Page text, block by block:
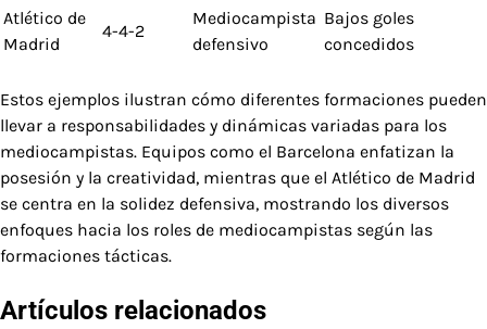
Atlético de
Madrid
4-4-2
Mediocampista
defensivo
Bajos goles
concedidos
Estos ejemplos ilustran cómo diferentes formaciones pueden
llevar a responsabilidades y dinámicas variadas para los
mediocampistas. Equipos como el Barcelona enfatizan la
posesión y la creatividad, mientras que el Atlético de Madrid
se centra en la solidez defensiva, mostrando los diversos
enfoques hacia los roles de mediocampistas según las
formaciones tácticas.
Artículos relacionados